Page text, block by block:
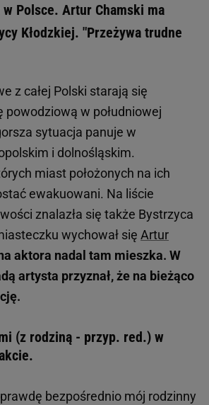
w Polsce. Artur Chamski ma
Kłodzkiej. "Przeżywa trudne
z całej Polski starają się
powodziową w południowej
sytuacja panuje w
i dolnośląskim.
miast położonych na ich
ewakuowani. Na liście
znalazła się także Bystrzyca
wychował się Artur
aktora nadal tam mieszka. W
artysta przyznał, że na bieżąco
(z rodziną - przyp. red.) w
bezpośrednio mój rodzinny